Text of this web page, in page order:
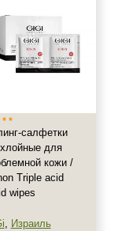
салфетки
для
кожи /
Triple acid
wipes
, Израиль